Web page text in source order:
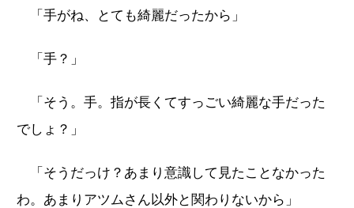
「手がね、とても綺麗だったから」
「手？」
「そう。手。指が長くてすっごい綺麗な手だった
でしょ？」
「そうだっけ？あまり意識して見たことなかった
わ。あまりアツムさん以外と関わりないから」